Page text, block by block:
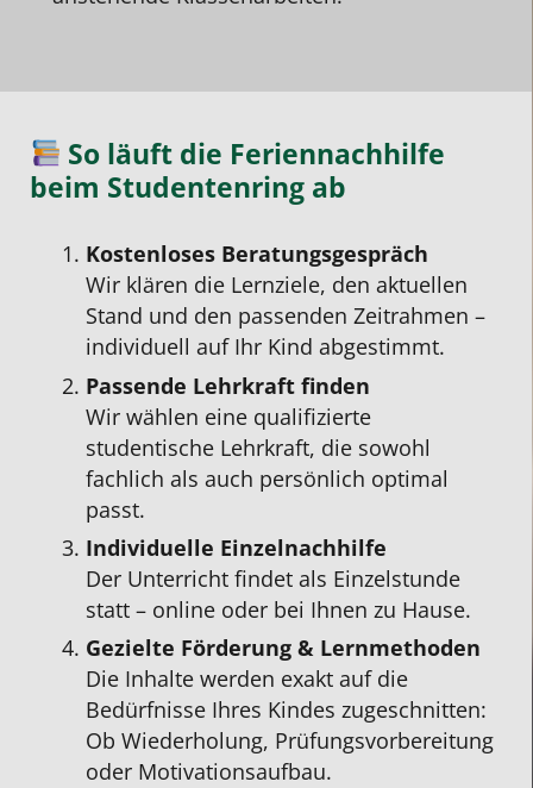
So läuft die Feriennachhilfe
beim Studentenring ab
Kostenloses Beratungsgespräch
Wir klären die Lernziele, den aktuellen
Stand und den passenden Zeitrahmen –
individuell auf Ihr Kind abgestimmt.
Passende Lehrkraft finden
Wir wählen eine qualifizierte
studentische Lehrkraft, die sowohl
fachlich als auch persönlich optimal
passt.
Individuelle Einzelnachhilfe
Der Unterricht findet als Einzelstunde
statt – online oder bei Ihnen zu Hause.
Gezielte Förderung & Lernmethoden
Die Inhalte werden exakt auf die
Bedürfnisse Ihres Kindes zugeschnitten:
Ob Wiederholung, Prüfungsvorbereitung
oder Motivationsaufbau.